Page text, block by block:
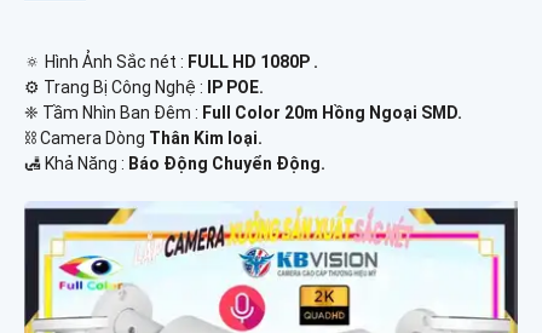
🔅 Hình Ảnh Sắc nét : FULL HD 1080P .
⚙ Trang Bị Công Nghệ :
IP POE.
❈ Tầm Nhìn Ban Đêm : Full Color 20m Hồng Ngoại SMD.
⛓ Camera Dòng Thân Kim loại.
️🛃 Khả Năng : Báo Động Chuyển Động.